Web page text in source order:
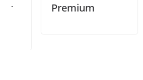
Premium